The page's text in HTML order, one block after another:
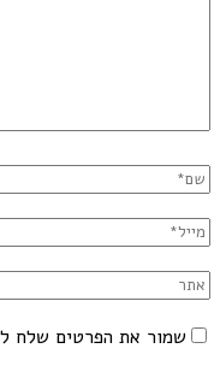
שמור את הפרטים שלח